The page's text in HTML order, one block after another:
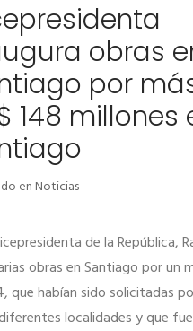
obras
por
148 millones
enNoticias
de la República,
obras en Santiago por un
que habían sido solicitadas
localidades y que